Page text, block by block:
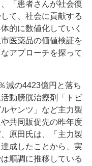
、「患者さんが社会復
て、社会に貢献する
的に数値化していく
医薬品の価値検証を
アプローチを探って
減の4423億円と落ち
動膀胱治療剤「トビ
ヤンツ」など主力製
共同販促先の昨年度
原田氏は、「主力製
成したことから、実
順調に推移している